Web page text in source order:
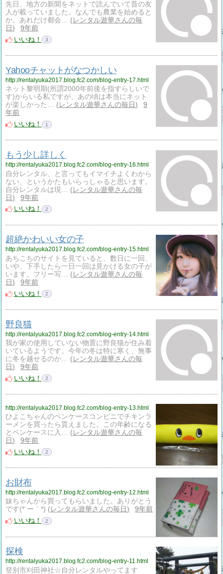
先日、地方の新聞をネットで読んでいて昔の友
人が載っていました。なんでも農業を始めると
か。あれだけ都会…
レンタル遊華さんの毎
日
9年前
いいね！
3
Yahooチャットがなつかしい
http://rentalyuka2017.blog.fc2.com/blog-entry-17.html
ネット黎明期(所謂2000年前後を指すらしいで
す)からいる私ですが、あの頃は本当にネット
が楽しかった…
レンタル遊華さんの毎日
9
年前
いいね！
1
もう少し詳しく
http://rentalyuka2017.blog.fc2.com/blog-entry-16.html
自分レンタル、と言ってもイマイチよくわから
ない、というかたもいらっしゃると思います。
自分レンタルは現…
レンタル遊華さんの毎
日
9年前
いいね！
2
超絶かわいい女の子
http://rentalyuka2017.blog.fc2.com/blog-entry-15.html
あちこちのサイトを見ていると、数日に一回、
いや、下手したら一日一回は見かける女の子が
います。フリー写…
レンタル遊華さんの毎
日
9年前
いいね！
2
野良猫
http://rentalyuka2017.blog.fc2.com/blog-entry-14.html
我が家の使用していない物置に野良猫が住み着
いているようです。今年の冬は特に寒く、無事
に冬を越せるのか…
レンタル遊華さんの毎
日
9年前
いいね！
2
http://rentalyuka2017.blog.fc2.com/blog-entry-13.html
ひよこちゃんのペンケースコンビニでチキンラ
ーメンを買ったら貰えました。この年齢になる
とペンケースに入…
レンタル遊華さんの毎
日
9年前
いいね！
2
お財布
http://rentalyuka2017.blog.fc2.com/blog-entry-12.html
妹ちゃんから買ってもらいました。ありがとう
です(*´ー｀*)
レンタル遊華さんの毎日
9年前
いいね！
2
探検
http://rentalyuka2017.blog.fc2.com/blog-entry-11.html
登別市刈田神社☆自分レンタルやってます